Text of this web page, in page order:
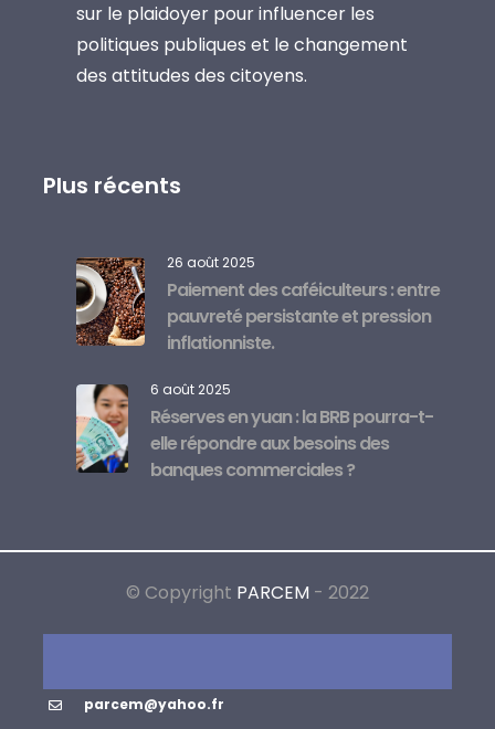
sur le plaidoyer pour influencer les
politiques publiques et le changement
des attitudes des citoyens.
Plus récents
26 août 2025
Paiement des caféiculteurs : entre
pauvreté persistante et pression
inflationniste.
6 août 2025
Réserves en yuan : la BRB pourra-t-
elle répondre aux besoins des
banques commerciales ?
© Copyright PARCEM - 2022
parcem@yahoo.fr